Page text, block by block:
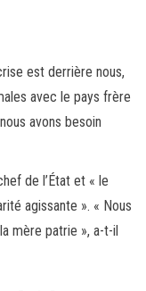
est derrière nous,
avec le pays frère
avons besoin
de l’État et « le
agissante ». « Nous
mère patrie », a-t-il